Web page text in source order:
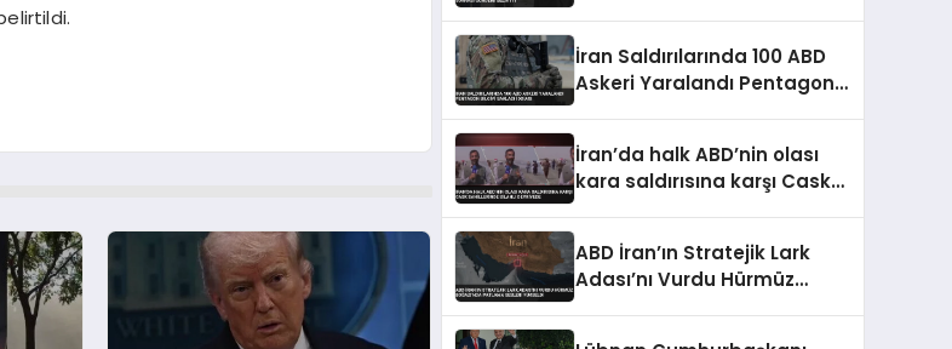
İran Saldırılarında 100 ABD
Askeri Yaralandı Pentagon
İran’da halk ABD’nin olası
kara saldırısına karşı Cask
ABD İran’ın Stratejik Lark
Adası’nı Vurdu Hürmüz